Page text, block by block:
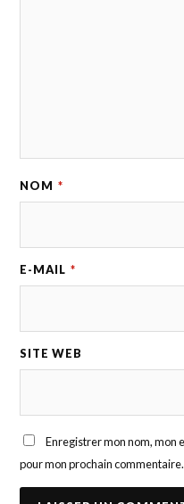
NOM *
E-MAIL *
SITE WEB
Enregistrer mon nom, mon
pour mon prochain commentaire.